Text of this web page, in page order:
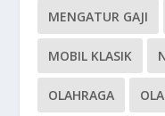
MENGATUR GAJI
MOBIL KLASIK
OLAHRAGA